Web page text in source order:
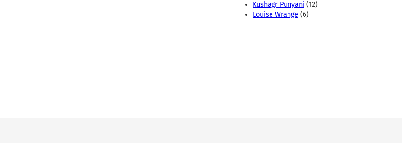
Kushagr Punyani (12)
Louise Wrange (6)